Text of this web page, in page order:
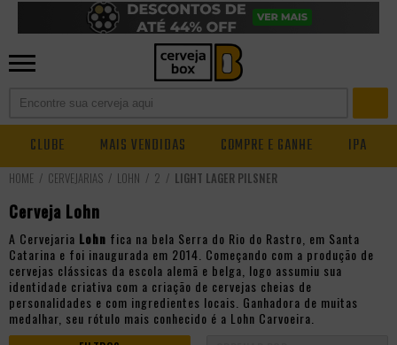
CLUBE MAIS VENDIDAS COMPRE E GANHE IPA
CERVEJARIAS LOHN 2 LIGHT LAGER PILSNER
Cerveja Lohn
A Cervejaria Lohn fica na bela Serra do Rio do Rastro, em Santa
Catarina e foi inaugurada em 2014. Começando com a produção de
cervejas clássicas da escola alemã e belga, logo assumiu sua
identidade criativa com a criação de cervejas cheias de
personalidades e com ingredientes locais. Ganhadora de muitas
medalhar, seu rótulo mais conhecido é a Lohn Carvoeira.